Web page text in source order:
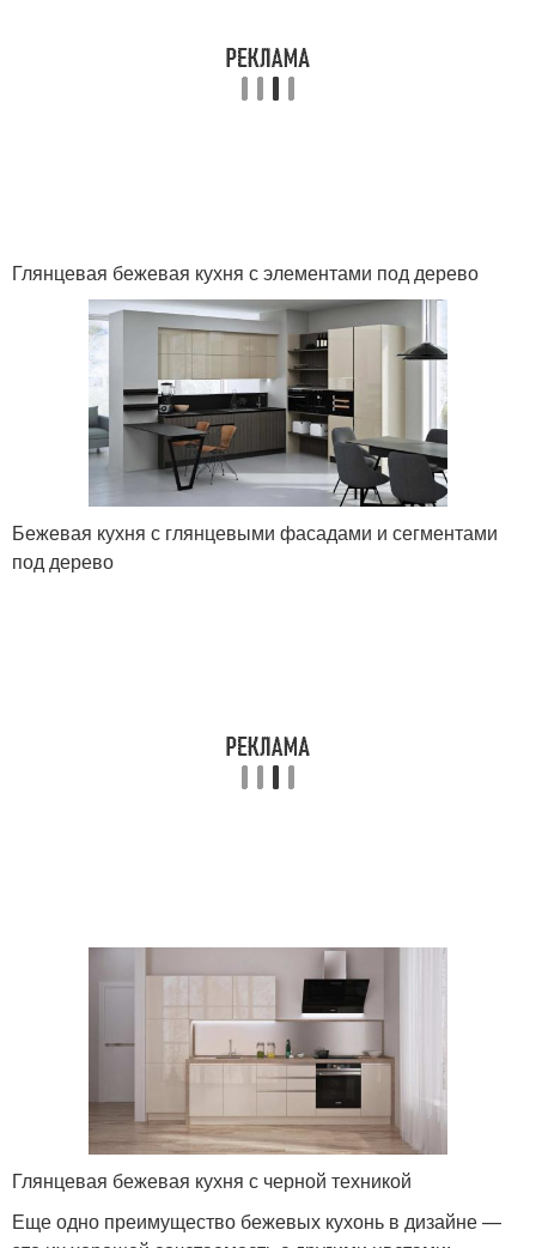
Глянцевая бежевая кухня с элементами под дерево
Бежевая кухня с глянцевыми фасадами и сегментами
под дерево
Глянцевая бежевая кухня с черной техникой
Еще одно преимущество бежевых кухонь в дизайне —